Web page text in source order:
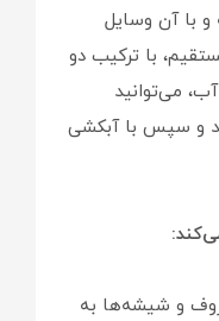
با آن وسایل
با ترکیب دو
از مایع در ۲ لیتر آب، می‌توانید
و سپس با آبکشی
و شیشه‌ها به